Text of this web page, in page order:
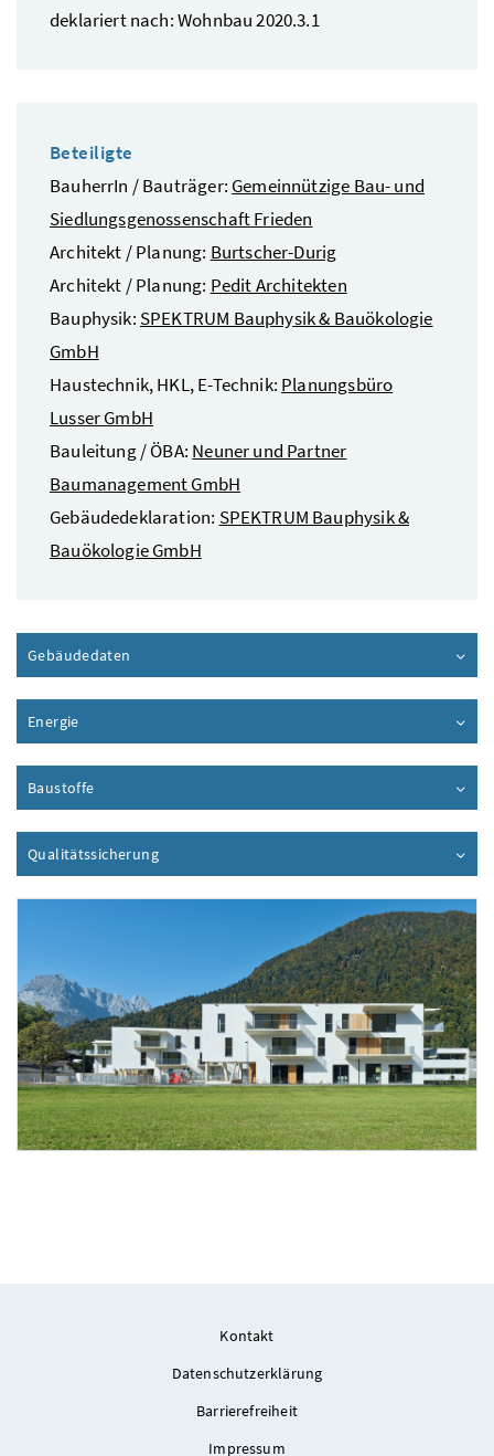
deklariert nach: Wohnbau 2020.3.1
Beteiligte
BauherrIn / Bauträger: Gemeinnützige Bau- und
Siedlungsgenossenschaft Frieden
Architekt / Planung: Burtscher-Durig
Architekt / Planung: Pedit Architekten
Bauphysik: SPEKTRUM Bauphysik & Bauökologie
GmbH
Haustechnik, HKL, E-Technik: Planungsbüro
Lusser GmbH
Bauleitung / ÖBA: Neuner und Partner
Baumanagement GmbH
Gebäudedeklaration: SPEKTRUM Bauphysik &
Bauökologie GmbH
Gebäudedaten
Energie
Baustoffe
QualitätssicherungInhalt aufklappen
Kontakt
Datenschutzerklärung
Barrierefreiheit
Impressum